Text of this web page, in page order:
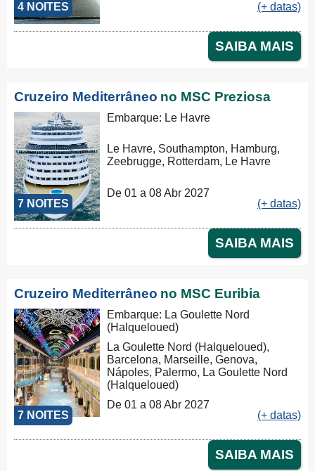
4 NOITES
(+ datas)
SAIBA MAIS
Cruzeiro Mediterrâneo no MSC Preziosa
7 NOITES
Embarque: Le Havre
Le Havre, Southampton, Hamburg,
Zeebrugge, Rotterdam, Le Havre
De 01 a 08 Abr 2027
(+ datas)
SAIBA MAIS
Cruzeiro Mediterrâneo no MSC Euribia
7 NOITES
Embarque: La Goulette Nord
(Halqueloued)
La Goulette Nord (Halqueloued),
Barcelona, Marseille, Genova,
Nápoles, Palermo, La Goulette Nord
(Halqueloued)
De 01 a 08 Abr 2027
(+ datas)
SAIBA MAIS